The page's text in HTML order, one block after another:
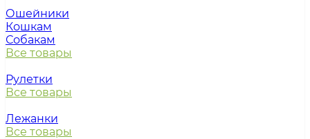
Ошейники
Кошкам
Собакам
Все товары
Рулетки
Все товары
Лежанки
Все товары